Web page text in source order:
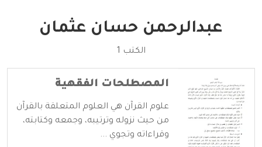
عبدالرحمن حسان عثمان
الكتب 1
المصطلحات الفقهية
علوم القرآن هي العلوم المتعلقة بالقرآن
من حيث نزوله وترتيبه، وجمعه وكتابته،
وقراءاته وتجوي ...